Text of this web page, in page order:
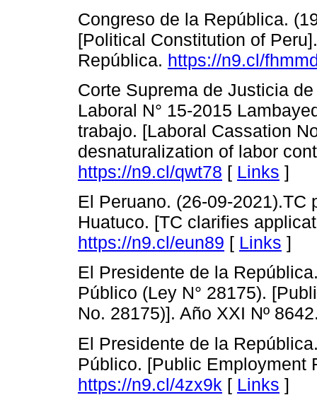
Congreso de la República.
[Political Constitution of
República. https://n9.cl/
Corte Suprema de Justicia
Laboral N° 15-2015
trabajo. [Laboral Cassation
desnaturalization of labor
https://n9.cl/qwt78 [ Links ]
El Peruano. (26-09-
Huatuco. [TC clarifies
https://n9.cl/eun89 [ Links ]
El Presidente de la
Público (Ley N° 28175).
No. 28175)]. Año XXI Nº
El Presidente de la
Público. [Public Employment
https://n9.cl/4zx9k [ Links ]